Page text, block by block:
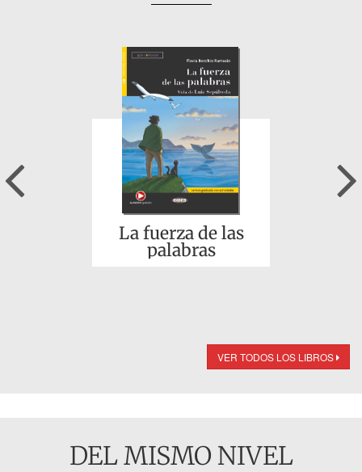
La fuerza de las
palabras
Previous
VER TODOS LOS LIBROS
DEL MISMO NIVEL